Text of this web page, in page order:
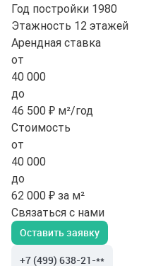
Год постройки 1980
Этажность 12 этажей
Арендная ставка
от
40 000
до
46 500 ₽ м²/год
Стоимость
от
40 000
до
62 000 ₽ за м²
Связаться с нами
Оставить заявку
+7 (499) 638-21-**